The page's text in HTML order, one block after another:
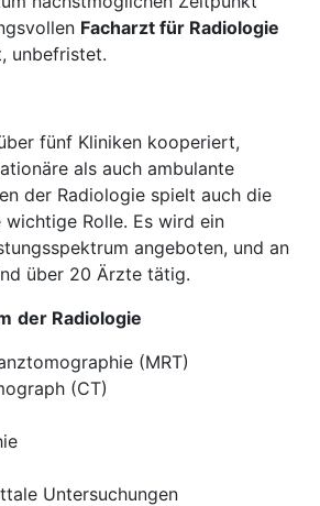
Facharzt für Radiologie
unbefristet.
fünf Kliniken kooperiert,
als auch ambulante
der Radiologie spielt auch die
Rolle. Es wird ein
angeboten, und an
über 20 Ärzte tätig.
der Radiologie
(MRT)
(CT)
Untersuchungen